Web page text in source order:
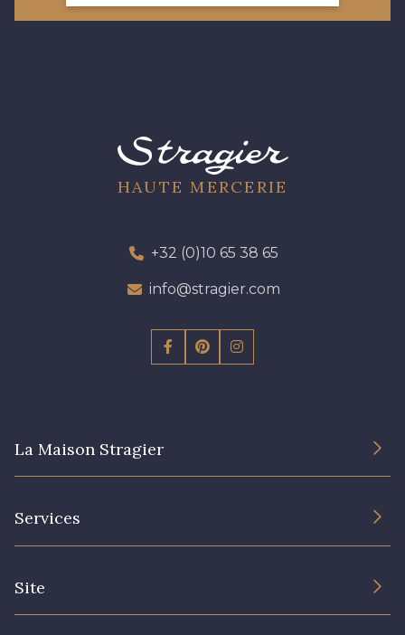
HAUTE MERCERIE
+32 (0)10 65 38 65
info@stragier.com
La Maison Stragier
Services
Site